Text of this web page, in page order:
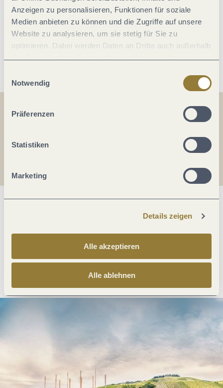
Anzeigen zu personalisieren, Funktionen für soziale
Medien anbieten zu können und die Zugriffe auf unsere
Website zu analysieren, um sie stetig für Sie zu
optimieren. Dabei werden Daten an Dritte auch außerhalb
jederzeit widerrufen werden. Mit der Auswahl "Alle
ablehnen" kann es zu Beeinträchtigungen in der Nutzung
Notwendig
Präferenzen
Statistiken
Marketing
Details zeigen
Alle akzeptieren
Alle ablehnen
Allgemeine Informationen